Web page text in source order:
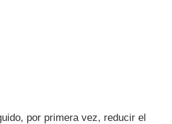
por primera vez, reducir el